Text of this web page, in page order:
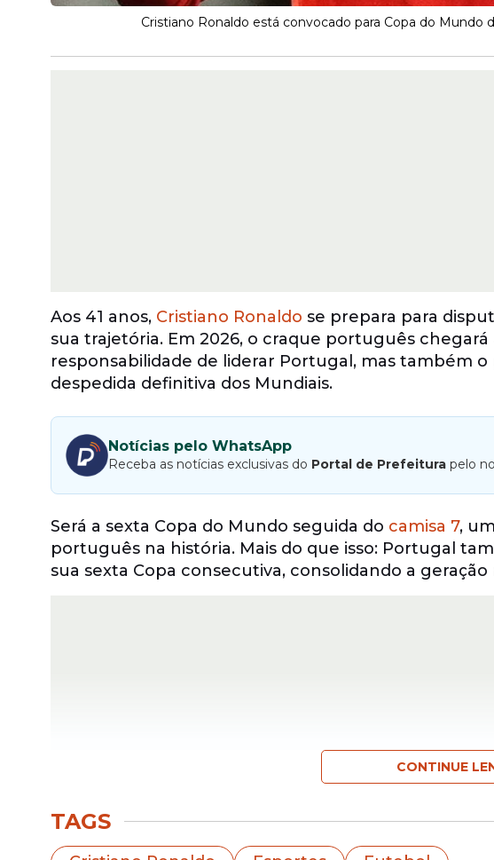
Cristiano Ronaldo está convocado para Copa do
Aos 41 anos, Cristiano Ronaldo se prepara para
sua trajetória. Em 2026, o craque português
responsabilidade de liderar Portugal, mas também
despedida definitiva dos Mundiais.
Notícias pelo WhatsApp
Receba as notícias exclusivas do Portal de Prefeitura pelo
Será a sexta Copa do Mundo seguida do camisa 7,
português na história. Mais do que isso: Portugal
sua sexta Copa consecutiva, consolidando a
CONTINUE
TAGS